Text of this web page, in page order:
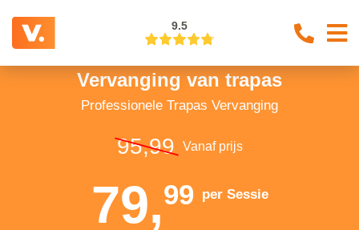
9.5
Vervanging van trapas
Professionele Trapas Vervanging
95,99 Vanaf prijs
79,99per Sessie